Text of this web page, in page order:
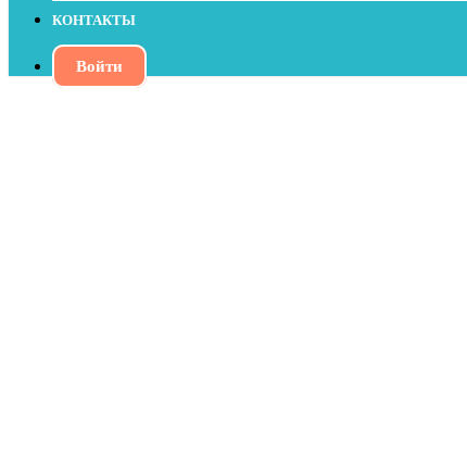
КОНТАКТЫ
Войти